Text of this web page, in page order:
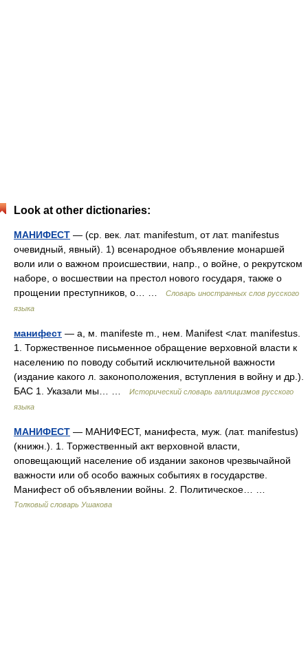
Look at other dictionaries:
МАНИФЕСТ — (ср. век. лат. manifestum, от лат. manifestus
очевидный, явный). 1) всенародное объявление монаршей
воли или о важном происшествии, напр., о войне, о рекрутском
наборе, о восшествии на престол нового государя, также о
прощении преступников, о… …
Словарь иностранных слов русского
языка
манифест — а, м. manifeste m., нем. Manifest <лат. manifestus.
1. Торжественное письменное обращение верховной власти к
населению по поводу событий исключительной важности
(издание какого л. законоположения, вступления в войну и др.).
БАС 1. Указали мы… …
Исторический словарь галлицизмов русского
языка
МАНИФЕСТ — МАНИФЕСТ, манифеста, муж. (лат. manifestus)
(книжн.). 1. Торжественный акт верховной власти,
оповещающий население об издании законов чрезвычайной
важности или об особо важных событиях в государстве.
Манифест об объявлении войны. 2. Политическое… …
Толковый словарь Ушакова